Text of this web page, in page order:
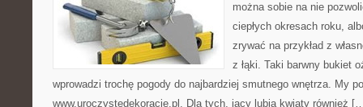
można sobie na nie
ciepłych okresach roku,
zrywać na przykład z
z łąki. Taki barwny bukiet
wprowadzi trochę pogody do najbardziej smutnego wnętrza. My
www.uroczystedekoracje.pl. Dla tych, jacy lubią kwiaty również